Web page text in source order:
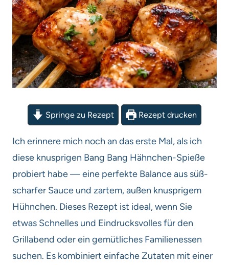
Springe zu Rezept Rezept drucken
Ich erinnere mich noch an das erste Mal, als ich
diese knusprigen Bang Bang Hähnchen-Spieße
probiert habe — eine perfekte Balance aus süß-
scharfer Sauce und zartem, außen knusprigem
Hühnchen. Dieses Rezept ist ideal, wenn Sie
etwas Schnelles und Eindrucksvolles für den
Grillabend oder ein gemütliches Familienessen
suchen. Es kombiniert einfache Zutaten mit einer